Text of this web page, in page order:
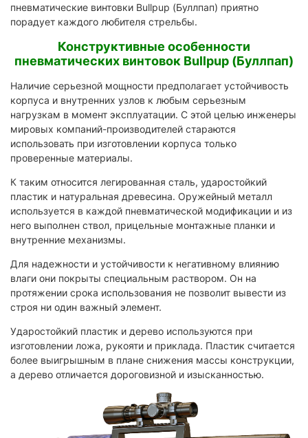
пневматические винтовки Bullpup (Буллпап) приятно
порадует каждого любителя стрельбы.
Конструктивные особенности
пневматических винтовок Bullpup (Буллпап)
Наличие серьезной мощности предполагает устойчивость
корпуса и внутренних узлов к любым серьезным
нагрузкам в момент эксплуатации. С этой целью инженеры
мировых компаний-производителей стараются
использовать при изготовлении корпуса только
проверенные материалы.
К таким относится легированная сталь, ударостойкий
пластик и натуральная древесина. Оружейный металл
используется в каждой пневматической модификации и из
него выполнен ствол, прицельные монтажные планки и
внутренние механизмы.
Для надежности и устойчивости к негативному влиянию
влаги они покрыты специальным раствором. Он на
протяжении срока использования не позволит вывести из
строя ни один важный элемент.
Ударостойкий пластик и дерево используются при
изготовлении ложа, рукояти и приклада. Пластик считается
более выигрышным в плане снижения массы конструкции,
а дерево отличается дороговизной и изысканностью.